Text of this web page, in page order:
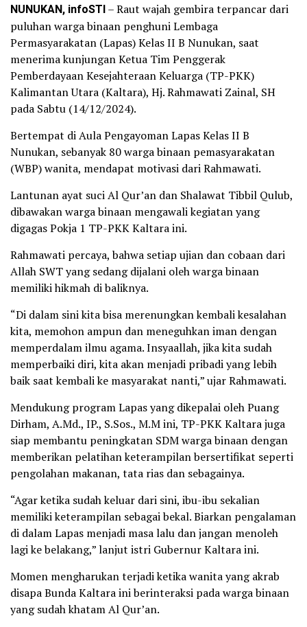
NUNUKAN, infoSTI– Raut wajah gembira terpancar dari
puluhan warga binaan penghuni Lembaga
Permasyarakatan (Lapas) Kelas II B Nunukan, saat
menerima kunjungan Ketua Tim Penggerak
Pemberdayaan Kesejahteraan Keluarga (TP-PKK)
Kalimantan Utara (Kaltara), Hj. Rahmawati Zainal, SH
pada Sabtu (14/12/2024).
Bertempat di Aula Pengayoman Lapas Kelas II B
Nunukan, sebanyak 80 warga binaan pemasyarakatan
(WBP) wanita, mendapat motivasi dari Rahmawati.
Lantunan ayat suci Al Qur’an dan Shalawat Tibbil Qulub,
dibawakan warga binaan mengawali kegiatan yang
digagas Pokja 1 TP-PKK Kaltara ini.
Rahmawati percaya, bahwa setiap ujian dan cobaan dari
Allah SWT yang sedang dijalani oleh warga binaan
memiliki hikmah di baliknya.
“Di dalam sini kita bisa merenungkan kembali kesalahan
kita, memohon ampun dan meneguhkan iman dengan
memperdalam ilmu agama. Insyaallah, jika kita sudah
memperbaiki diri, kita akan menjadi pribadi yang lebih
baik saat kembali ke masyarakat nanti,” ujar Rahmawati.
Mendukung program Lapas yang dikepalai oleh Puang
Dirham, A.Md., IP., S.Sos., M.M ini, TP-PKK Kaltara juga
siap membantu peningkatan SDM warga binaan dengan
memberikan pelatihan keterampilan bersertifikat seperti
pengolahan makanan, tata rias dan sebagainya.
“Agar ketika sudah keluar dari sini, ibu-ibu sekalian
memiliki keterampilan sebagai bekal. Biarkan pengalaman
di dalam Lapas menjadi masa lalu dan jangan menoleh
lagi ke belakang,” lanjut istri Gubernur Kaltara ini.
Momen mengharukan terjadi ketika wanita yang akrab
disapa Bunda Kaltara ini berinteraksi pada warga binaan
yang sudah khatam Al Qur’an.